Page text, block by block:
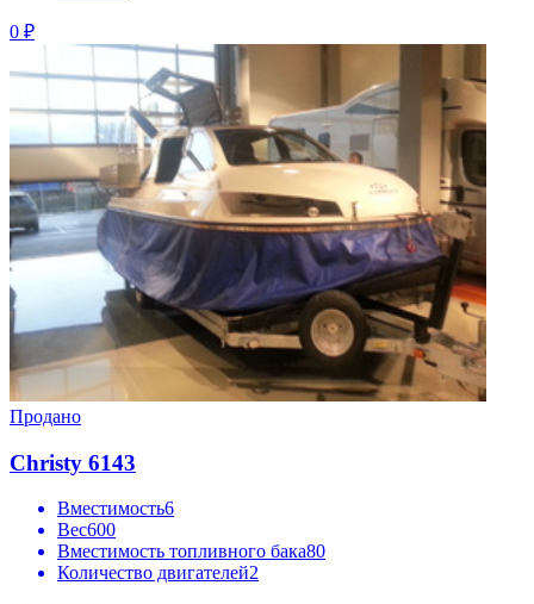
0 ₽
Продано
Christy 6143
Вместимость6
Вес600
Вместимость топливного бака80
Количество двигателей2